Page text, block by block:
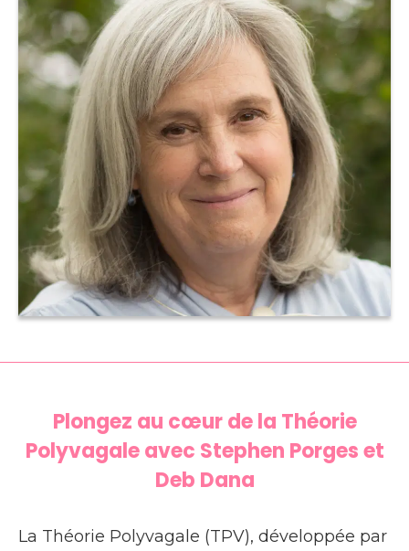
Plongez au cœur de la Théorie
Polyvagale avec Stephen Porges et
Deb Dana
La Théorie Polyvagale (TPV), développée par